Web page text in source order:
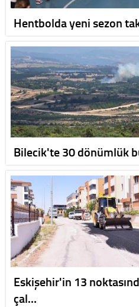
Hentbolda yeni sezon
Bilecik'te 30 dönümlük
Eskişehir'in 13
çal…